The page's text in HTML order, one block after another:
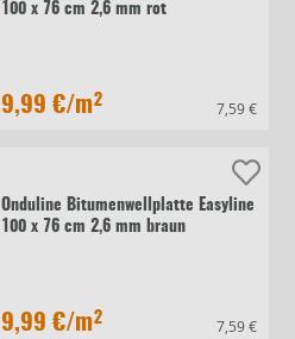
100 x 76 cm 2,6 mm rot
9,99 €/m² 7,59 €
Onduline Bitumenwellplatte Easyline
100 x 76 cm 2,6 mm braun
9,99 €/m² 7,59 €